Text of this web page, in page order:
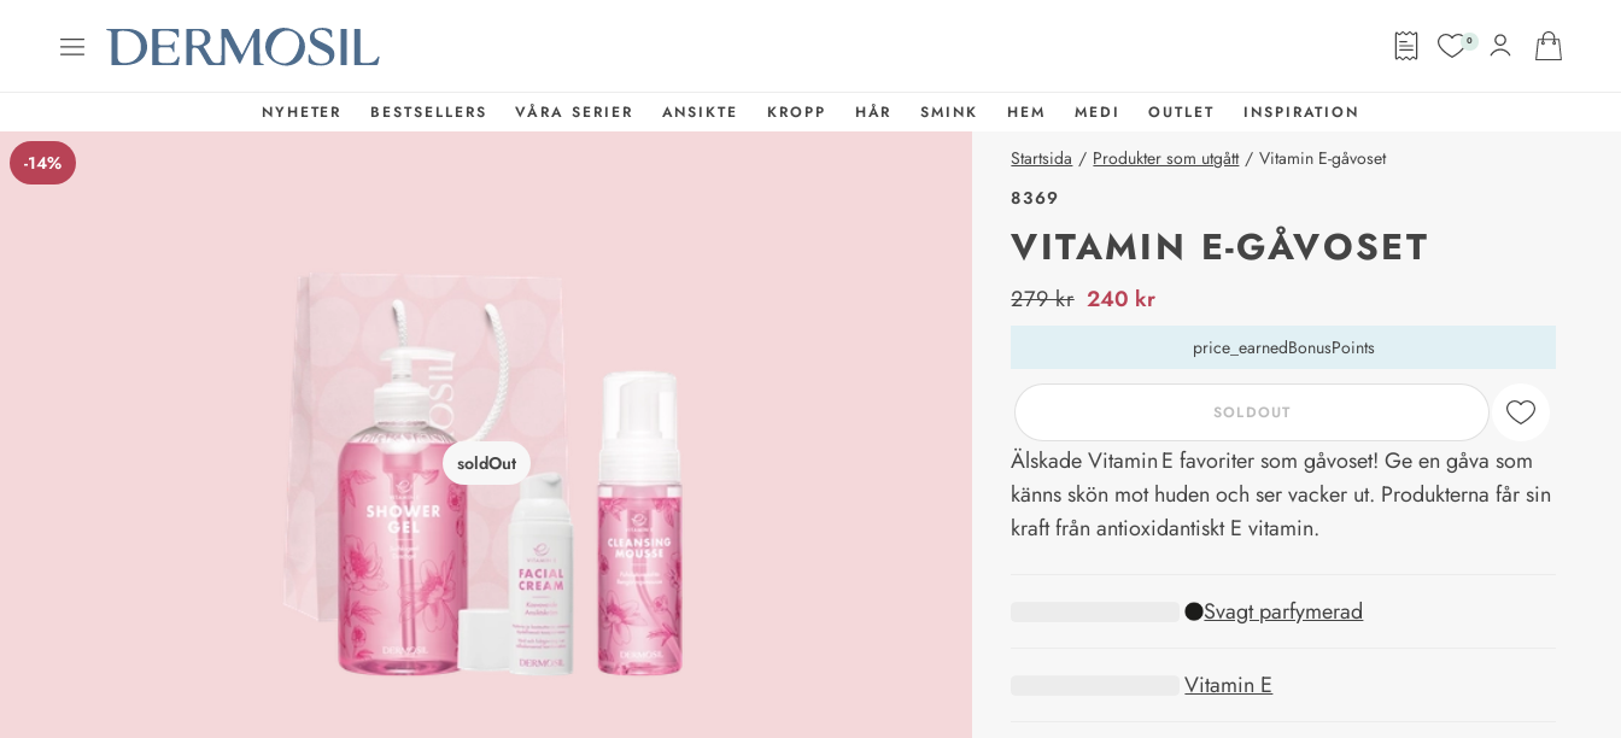
0
NYHETER BESTSELLERS VÅRA SERIER ANSIKTE KROPP HÅR SMINK HEM MEDI OUTLET INSPIRATION
soldOut
-14% Startsida / Produkter som utgått / Vitamin E-gåvoset
8369
VITAMIN E-GÅVOSET
price_label
279 kr 240 kr
price_earnedBonusPoints
SOLDOUT
Älskade Vitamin E favoriter som gåvoset! Ge en gåva som
känns skön mot huden och ser vacker ut. Produkterna får sin
kraft från antioxidantiskt E vitamin.
Svagt parfymerad
Vitamin E